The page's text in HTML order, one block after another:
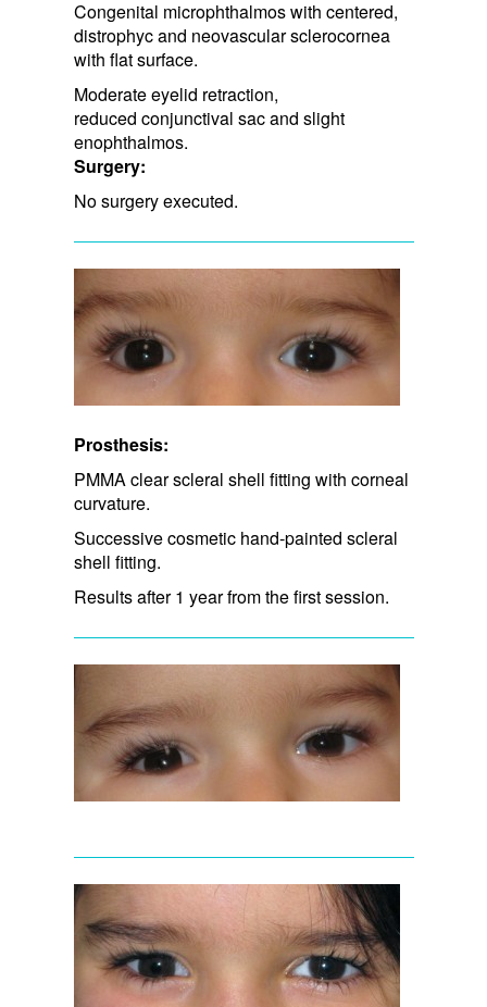
Congenital microphthalmos with centered,
distrophyc and neovascular sclerocornea
with flat surface.
Moderate eyelid retraction, ​
reduced conjunctival sac and slight
enophthalmos.
Surgery:
No surgery executed.
Prosthesis:
PMMA clear scleral shell fitting with corneal
curvature.
Successive cosmetic hand-painted scleral
shell fitting.
Results after 1 year from the first session.